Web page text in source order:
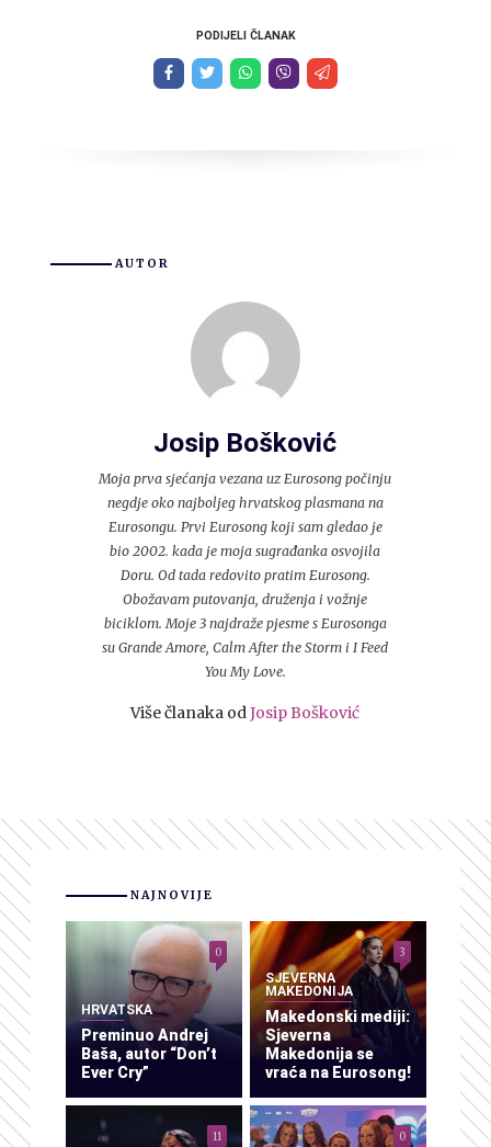
PODIJELI ČLANAK
AUTOR
Josip Bošković
Moja prva sjećanja vezana uz Eurosong počinju
negdje oko najboljeg hrvatskog plasmana na
Eurosongu. Prvi Eurosong koji sam gledao je
bio 2002. kada je moja sugrađanka osvojila
Doru. Od tada redovito pratim Eurosong.
Obožavam putovanja, druženja i vožnje
biciklom. Moje 3 najdraže pjesme s Eurosonga
su Grande Amore, Calm After the Storm i I Feed
You My Love.
Više članaka odJosip Bošković
NAJNOVIJE
HRVATSKA
Preminuo Andrej
Baša, autor “Don’t
Ever Cry”
0
SJEVERNA
MAKEDONIJA
Makedonski mediji:
Sjeverna
Makedonija se
vraća na Eurosong!
3
11 0